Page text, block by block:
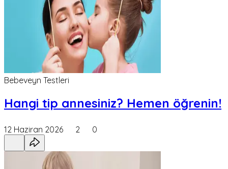
Bebeveyn Testleri
Hangi tip annesiniz? Hemen öğrenin!
12 Haziran 2026 2 0